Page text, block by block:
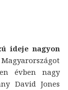
ideje nagyon
évben nagy
David Jones